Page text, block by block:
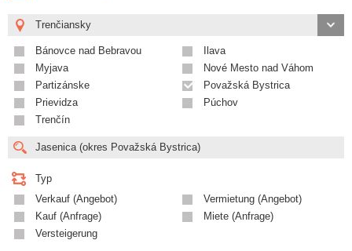
Trenčiansky
Bánovce nad Bebravou
Ilava
Myjava
Nové Mesto nad Váhom
Partizánske
Považská Bystrica
Prievidza
Púchov
Trenčín
Typ
Verkauf (Angebot)
Vermietung (Angebot)
Kauf (Anfrage)
Miete (Anfrage)
Versteigerung